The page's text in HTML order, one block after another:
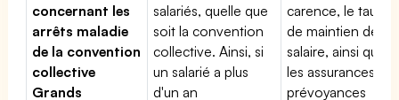
concernant les
arrêts maladie
de la convention
collective
Grands
salariés, quelle que
soit la convention
collective. Ainsi, si
un salarié a plus
d'un an
carence, le taux
de maintien de
salaire, ainsi que
les assurances
prévoyances